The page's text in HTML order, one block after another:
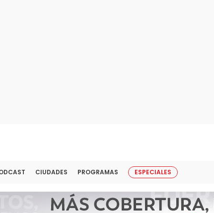
CIUDADES PROGRAMAS ESPECIALES